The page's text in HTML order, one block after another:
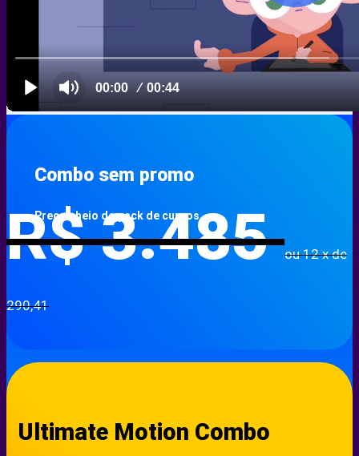
Combo sem promo
Preço cheio do pack de cursos
R$ 3.485ou 12 x de
290,41
Ultimate Motion Combo